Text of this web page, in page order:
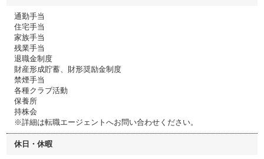
通勤手当
住宅手当
家族手当
残業手当
退職金制度
財産形成貯蓄、財形奨励金制度
禁煙手当
各種クラブ活動
保養所
持株会
※詳細は転職エージェントへお問い合わせください。
休日・休暇